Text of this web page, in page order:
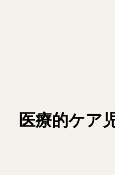
医療的ケア